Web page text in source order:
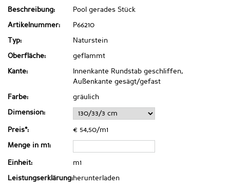
Beschreibung: Pool gerades Stück
Artikelnummer: P66210
Typ: Naturstein
Oberfläche: geflammt
Kante:
Innenkante Rundstab geschliffen,
Außenkante gesägt/gefast
Farbe: gräulich
Dimension:
Preis*: € 54,50/m1
Menge in m1:
Einheit: m1
Leistungserklärung:herunterladen